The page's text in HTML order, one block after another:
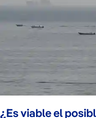
¿Es viable el